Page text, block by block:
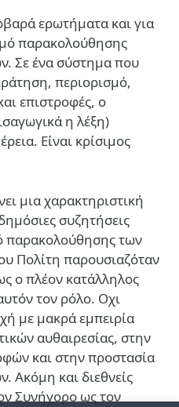
ερωτήματα και για
παρακολούθησης
Σε ένα σύστημα που
περιορισμό,
επιστροφές, ο
η λέξη)
Είναι κρίσιμος
μια χαρακτηριστική
συζητήσεις
παρακολούθησης των
Πολίτη παρουσιαζόταν
ο πλέον κατάλληλος
τον ρόλο. Οχι
με μακρά εμπειρία
αυθαιρεσίας, στην
και στην προστασία
Ακόμη και διεθνείς
Συνήγορο ως τον